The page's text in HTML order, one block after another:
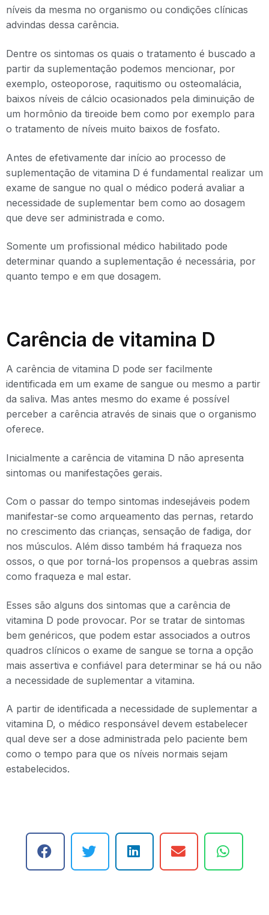
níveis da mesma no organismo ou condições clínicas
advindas dessa carência.
Dentre os sintomas os quais o tratamento é buscado a
partir da suplementação podemos mencionar, por
exemplo, osteoporose, raquitismo ou osteomalácia,
baixos níveis de cálcio ocasionados pela diminuição de
um hormônio da tireoide bem como por exemplo para
o tratamento de níveis muito baixos de fosfato.
Antes de efetivamente dar início ao processo de
suplementação de vitamina D é fundamental realizar um
exame de sangue no qual o médico poderá avaliar a
necessidade de suplementar bem como ao dosagem
que deve ser administrada e como.
Somente um profissional médico habilitado pode
determinar quando a suplementação é necessária, por
quanto tempo e em que dosagem.
Carência de vitamina D
A carência de vitamina D pode ser facilmente
identificada em um exame de sangue ou mesmo a partir
da saliva. Mas antes mesmo do exame é possível
perceber a carência através de sinais que o organismo
oferece.
Inicialmente a carência de vitamina D não apresenta
sintomas ou manifestações gerais.
Com o passar do tempo sintomas indesejáveis podem
manifestar-se como arqueamento das pernas, retardo
no crescimento das crianças, sensação de fadiga, dor
nos músculos. Além disso também há fraqueza nos
ossos, o que por torná-los propensos a quebras assim
como fraqueza e mal estar.
Esses são alguns dos sintomas que a carência de
vitamina D pode provocar. Por se tratar de sintomas
bem genéricos, que podem estar associados a outros
quadros clínicos o exame de sangue se torna a opção
mais assertiva e confiável para determinar se há ou não
a necessidade de suplementar a vitamina.
A partir de identificada a necessidade de suplementar a
vitamina D, o médico responsável devem estabelecer
qual deve ser a dose administrada pelo paciente bem
como o tempo para que os níveis normais sejam
estabelecidos.